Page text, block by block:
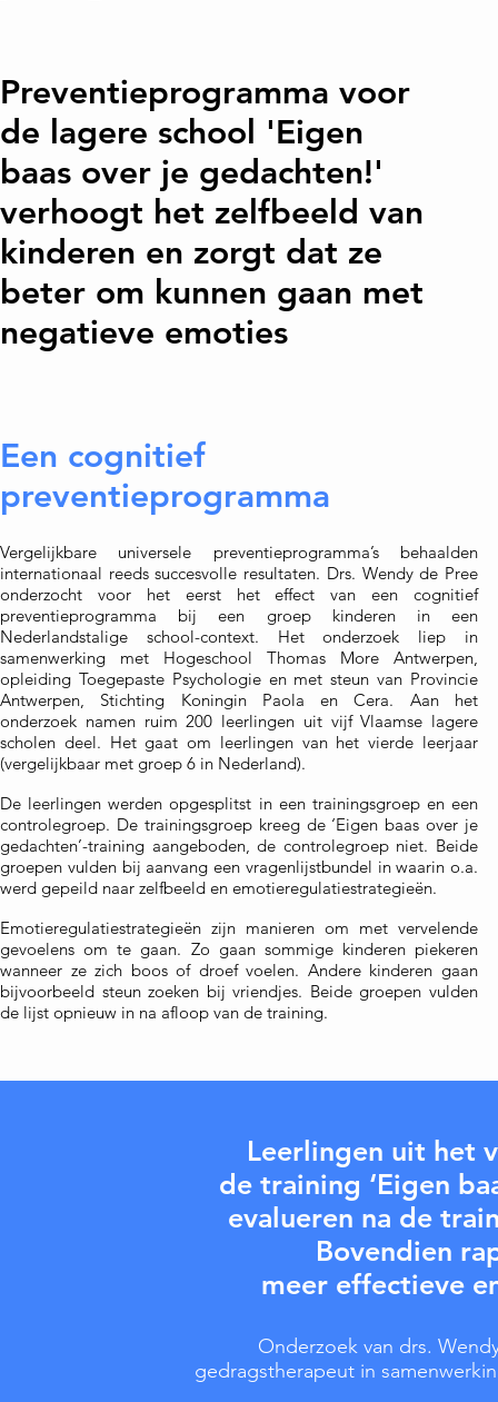
Preventieprogramma voor
de lagere school 'Eigen
baas over je gedachten!'
verhoogt het zelfbeeld van
kinderen en zorgt dat ze
beter om kunnen gaan met
negatieve emoties
Een cognitief
preventieprogramma
Vergelijkbare universele preventieprogramma’s behaalden
internationaal reeds succesvolle resultaten. Drs. Wendy de Pree
onderzocht voor het eerst het effect van een cognitief
preventieprogramma bij een groep kinderen in een
Nederlandstalige school-context. Het onderzoek liep in
samenwerking met Hogeschool Thomas More Antwerpen,
opleiding Toegepaste Psychologie en met steun van Provincie
Antwerpen, Stichting Koningin Paola en Cera. Aan het
onderzoek namen ruim 200 leerlingen uit vijf Vlaamse lagere
scholen deel. Het gaat om leerlingen van het vierde leerjaar
(vergelijkbaar met groep 6 in Nederland).
De leerlingen werden opgesplitst in een trainingsgroep en een
controlegroep. De trainingsgroep kreeg de ‘Eigen baas over je
gedachten’-training aangeboden, de controlegroep niet. Beide
groepen vulden bij aanvang een vragenlijstbundel in waarin o.a.
werd gepeild naar zelfbeeld en emotieregulatiestrategieën.
Emotieregulatiestrategieën zijn manieren om met vervelende
gevoelens om te gaan. Zo gaan sommige kinderen piekeren
wanneer ze zich boos of droef voelen. Andere kinderen gaan
bijvoorbeeld steun zoeken bij vriendjes. Beide groepen vulden
de lijst opnieuw in na afloop van de training.
Leerlingen uit het
de training ‘Eigen
evalueren na de
Bovendien
meer effectieve
Onderzoek van drs.
gedragstherapeut in